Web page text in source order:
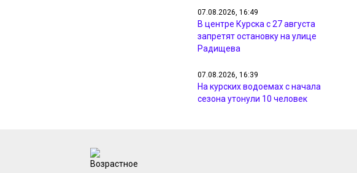
07.08.2026, 16:49
В центре Курска с 27 августа
запретят остановку на улице
Радищева
07.08.2026, 16:39
На курских водоемах с начала
сезона утонули 10 человек